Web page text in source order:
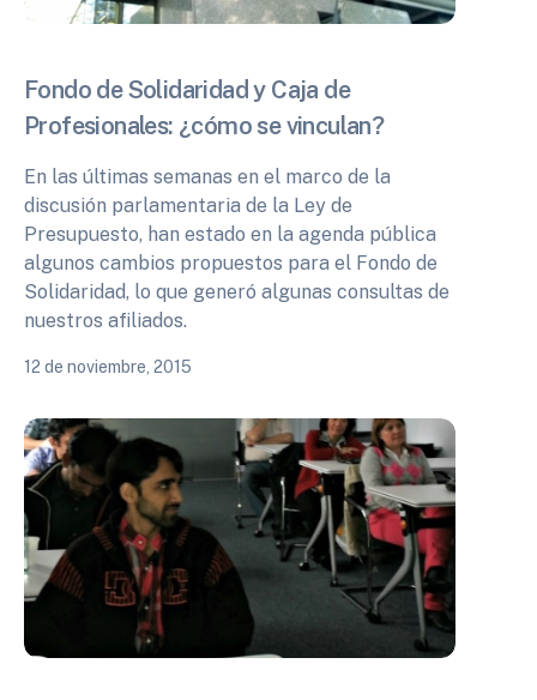
Fondo de Solidaridad y Caja de
Profesionales: ¿cómo se vinculan?
En las últimas semanas en el marco de la
discusión parlamentaria de la Ley de
Presupuesto, han estado en la agenda pública
algunos cambios propuestos para el Fondo de
Solidaridad, lo que generó algunas consultas de
nuestros afiliados.
12 de noviembre, 2015